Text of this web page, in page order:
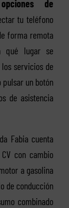
de
tu teléfono
forma remota
qué lugar se
servicios de
un botón
de asistencia
Fabia cuenta
con cambio
a gasolina
de conducción
combinado